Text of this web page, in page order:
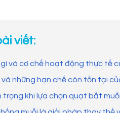
viết:
và cơ chế hoạt động thực tế
và những hạn chế còn tồn tại
trọng khi lựa chọn quạt bắt